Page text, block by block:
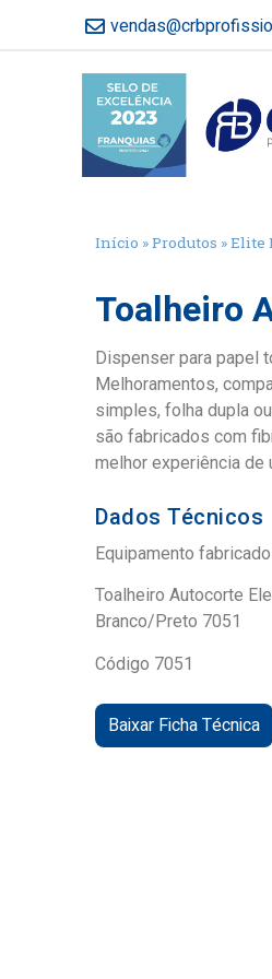
Início »Produtos »Elite
Toalheiro
Dispenser para papel
Melhoramentos,
simples, folha dupla
são fabricados com
melhor experiência de
Dados Técnicos
Equipamento
Toalheiro Autocorte
Branco/Preto 7051
Código 7051
Baixar Ficha Técnica